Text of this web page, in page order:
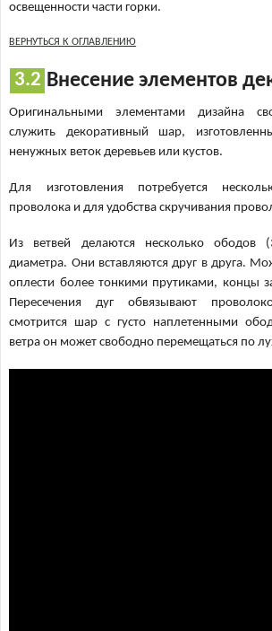
освещенности части горки.
ВЕРНУТЬСЯ К ОГЛАВЛЕНИЮ
Внесение элементов
Оригинальными элементами дизайна
служить декоративный шар,
ненужных веток деревьев или кустов.
Для изготовления потребуется
проволока и для удобства скручивания
Из ветвей делаются несколько ободов
диаметра. Они вставляются друг в друга.
оплести более тонкими прутиками, концы
Пересечения дуг обвязывают
смотрится шар с густо наплетенными
ветра он может свободно перемещаться по